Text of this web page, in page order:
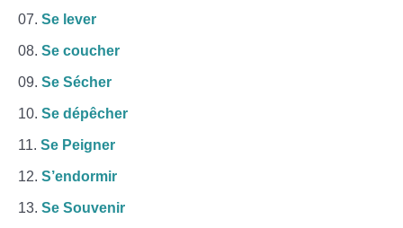
Se lever
Se coucher
Se Sécher
Se dépêcher
Se Peigner
S’endormir
Se Souvenir